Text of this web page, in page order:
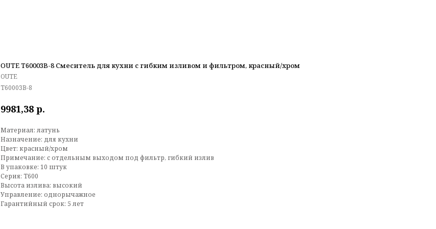
OUTE T60003B-8 Смеситель для кухни с гибким изливом и фильтром, красный/хром
OUTE
T60003B-8
9981,38 р.
Материал: латунь
Назначение: для кухни
Цвет: красный/хром
Примечание: с отдельным выходом под фильтр, гибкий излив
В упаковке: 10 штук
Серия: T600
Высота излива: высокий
Управление: однорычажное
Гарантийный срок: 5 лет